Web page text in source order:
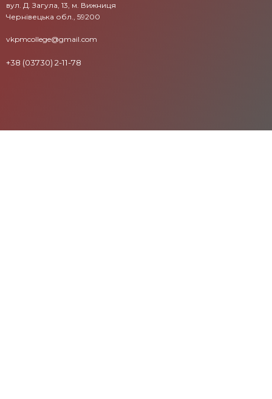
вул. Д. Загула, 13, м. Вижниця
Чернівецька обл., 59200
vkpmcollege@gmail.com
+38 (03730) 2-11-78